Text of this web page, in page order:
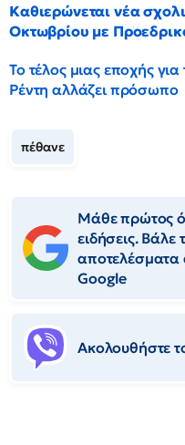
Καθιερώνεται νέα
Οκτωβρίου με
Το τέλος μιας εποχής
Ρέντη αλλάζει πρόσωπο
πέθανε
Μάθε πρώτος
ειδήσεις.
αποτελέσματα
Google
Ακολουθήστε